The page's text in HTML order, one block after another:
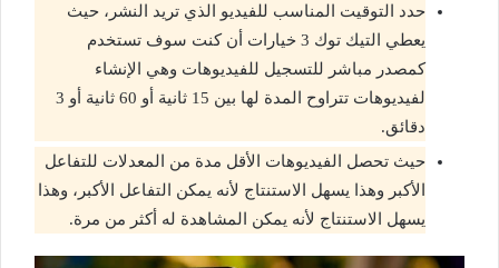
حدد التوقيت المناسب للفيديو الذي تريد النشر، حيث
يعطي التيك توك 3 خيارات أن كنت سوف تستخدم
كمصدر مباشر للتسجيل للفيديوهات وهي الإنشاء
لفيديوهات تتراوح المدة لها بين 15 ثانية أو 60 ثانية أو 3
دقائق.
حيث تحصل الفيديوهات الأقل مدة من المعدلات للتفاعل
الأكبر وهذا يسهل الاستنتاج لأنه يمكن التفاعل الأكبر، وهذا
يسهل الاستنتاج لأنه يمكن المشاهدة له أكثر من مرة.